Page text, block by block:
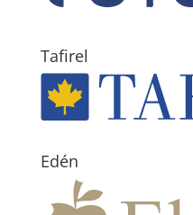
Tafirel
Edén